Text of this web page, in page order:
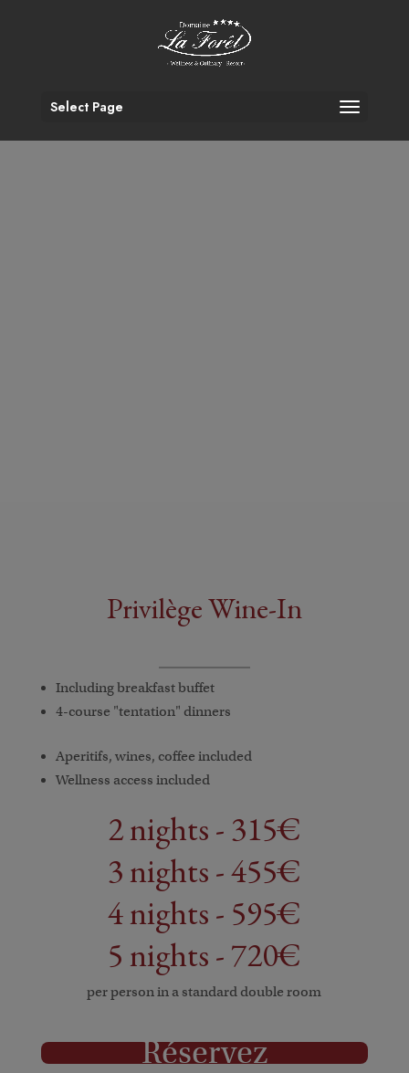
Select Page
Privilège Wine-In
Including breakfast buffet
4-course "tentation" dinners
Aperitifs, wines, coffee included
Wellness access included
2 nights - 315€
3 nights - 455€
4 nights - 595€
5 nights - 720€
per person in a standard double room
Réservez